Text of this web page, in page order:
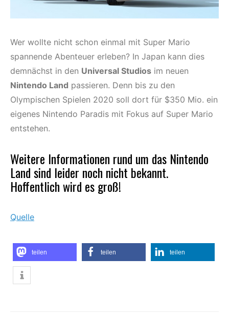
Wer wollte nicht schon einmal mit Super Mario
spannende Abenteuer erleben? In Japan kann dies
demnächst in den Universal Studios im neuen
Nintendo Land passieren. Denn bis zu den
Olympischen Spielen 2020 soll dort für $350 Mio. ein
eigenes Nintendo Paradis mit Fokus auf Super Mario
entstehen.
Weitere Informationen rund um das Nintendo
Land sind leider noch nicht bekannt.
Hoffentlich wird es groß!
Quelle
teilen teilen teilen